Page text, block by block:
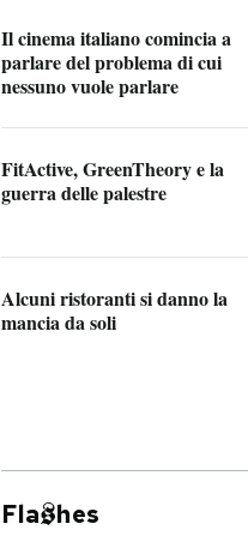
Il cinema italiano comincia a
parlare del problema di cui
nessuno vuole parlare
FitActive, GreenTheory e la
guerra delle palestre
Alcuni ristoranti si danno la
mancia da soli
Fla hes